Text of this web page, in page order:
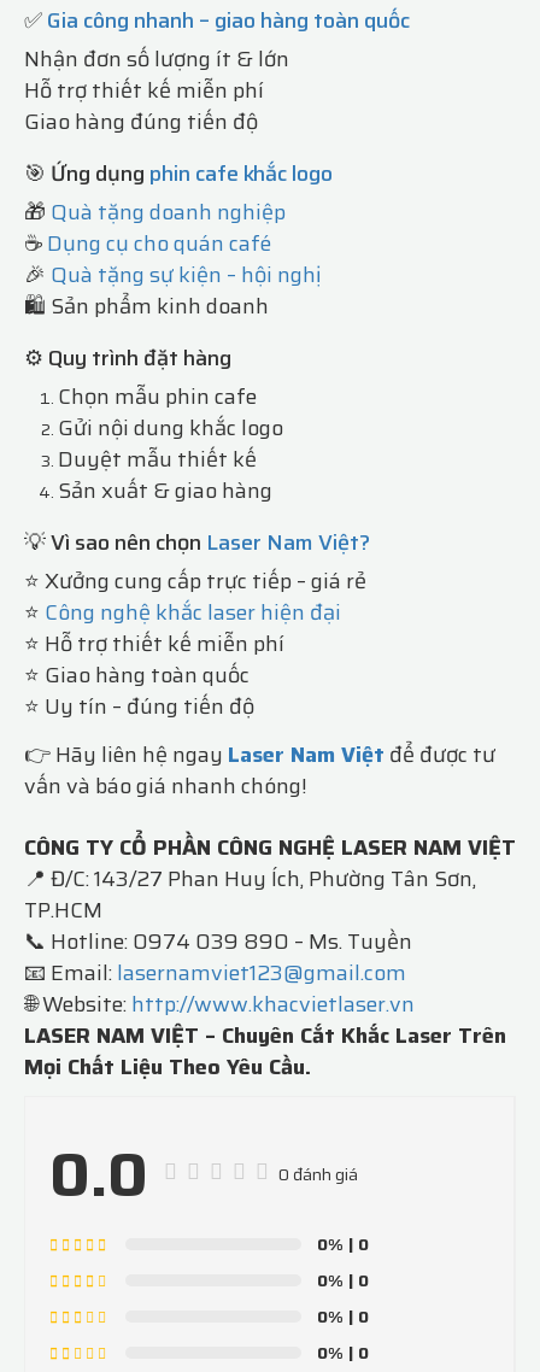
✅Gia công nhanh – giao hàng toàn quốc
Nhận đơn số lượng ít & lớn
Hỗ trợ thiết kế miễn phí
Giao hàng đúng tiến độ
🎯 Ứng dụng phin cafe khắc logo
🎁 Quà tặng doanh nghiệp
☕Dụng cụ cho quán café
🎉 Quà tặng sự kiện – hội nghị
🛍️ Sản phẩm kinh doanh
⚙️ Quy trình đặt hàng
Chọn mẫu phin cafe
Gửi nội dung khắc logo
Duyệt mẫu thiết kế
Sản xuất & giao hàng
💡 Vì sao nên chọn Laser Nam Việt?
⭐ Xưởng cung cấp trực tiếp – giá rẻ
⭐ Công nghệ khắc laser hiện đại
⭐ Hỗ trợ thiết kế miễn phí
⭐ Giao hàng toàn quốc
⭐ Uy tín – đúng tiến độ
👉 Hãy liên hệ ngay Laser Nam Việt để được tư
vấn và báo giá nhanh chóng!
CÔNG TY CỔ PHẦN CÔNG NGHỆ LASER NAM VIỆT
📍 Đ/C: 143/27 Phan Huy Ích, Phường Tân Sơn,
TP.HCM
📞 Hotline: 0974 039 890 – Ms. Tuyền
📧 Email:lasernamviet123@gmail.com
🌐 Website:http://www.khacvietlaser.vn
LASER NAM VIỆT – Chuyên Cắt Khắc Laser Trên
Mọi Chất Liệu Theo Yêu Cầu.
0.0 0 đánh giá
0% | 0
0% | 0
0% | 0
0% | 0